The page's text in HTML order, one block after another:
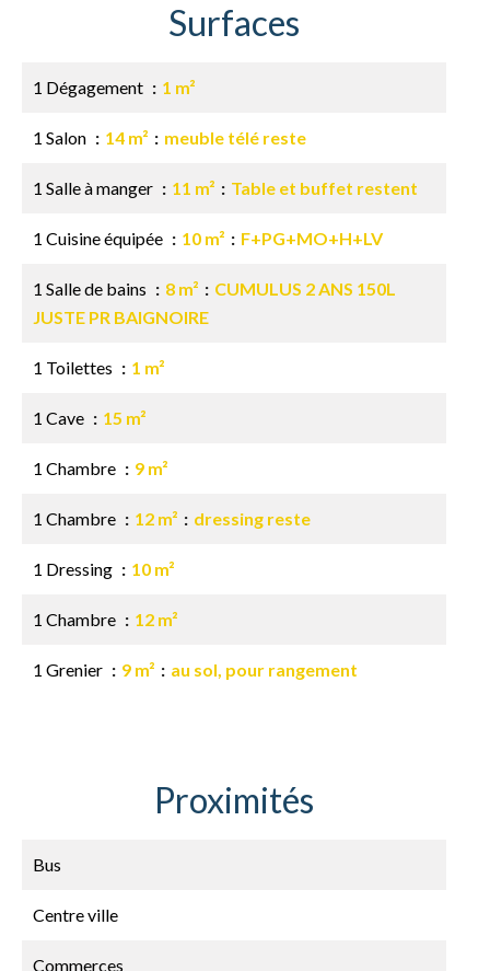
Surfaces
1 Dégagement 1 m²
1 Salon 14 m² meuble télé reste
1 Salle à manger 11 m² Table et buffet restent
1 Cuisine équipée 10 m² F+PG+MO+H+LV
1 Salle de bains 8 m²
CUMULUS 2 ANS 150L
JUSTE PR BAIGNOIRE
1 Toilettes 1 m²
1 Cave 15 m²
1 Chambre 9 m²
1 Chambre 12 m² dressing reste
1 Dressing 10 m²
1 Chambre 12 m²
1 Grenier 9 m² au sol, pour rangement
Proximités
Bus
Centre ville
Commerces